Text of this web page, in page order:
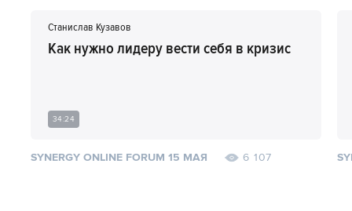
Станислав Кузавов
Как нужно лидеру вести себя в кризис
34:24
SYNERGY ONLINE FORUM 15 МАЯ 6 107